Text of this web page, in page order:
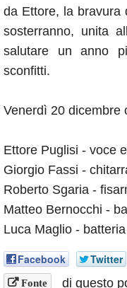
da Ettore, la bravura
sosterranno, unita
salutare un anno
sconfitti.
Venerdì 20 dicembre
Ettore Puglisi - voce
Giorgio Fassi -
Roberto Sgaria -
Matteo Bernocchi -
Luca Maglio -
Facebook Twitter
Fonte di questo